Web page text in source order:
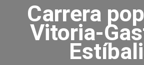
Carrera
Vitoria-